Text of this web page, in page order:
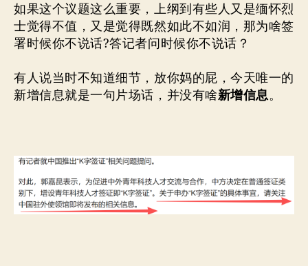
如果这个议题这么重要，上纲到有些人又是缅怀烈
士觉得不值，又是觉得既然如此不如润，那为啥签
署时候你不说话?答记者问时候你不说话？
有人说当时不知道细节，放你妈的屁，今天唯一的
新增信息就是一句片场话，并没有啥新增信息。